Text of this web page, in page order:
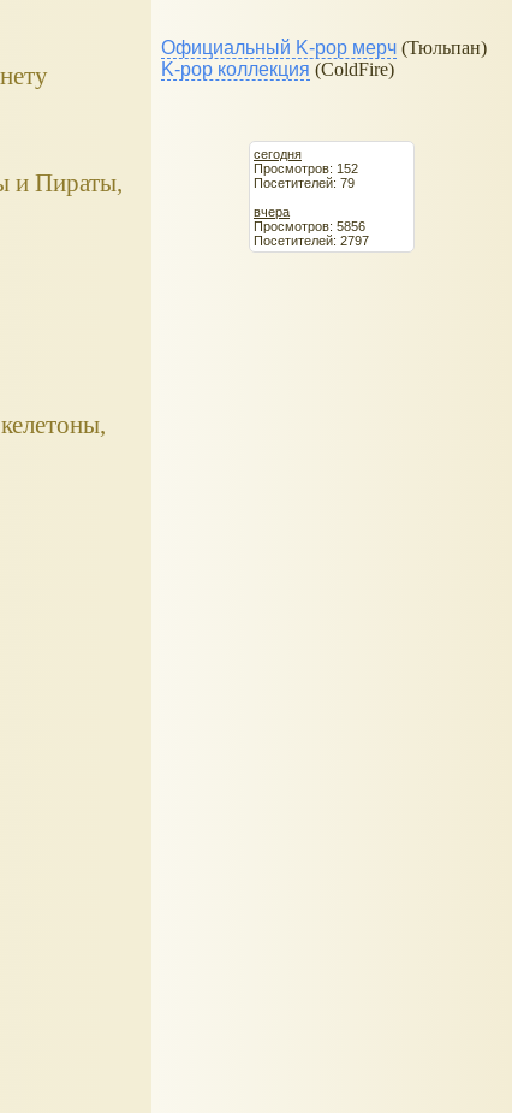
и Пираты,
Официальный K-pop мерч (Тюльпан)
K-pop коллекция (ColdFire)
сегодня
Просмотров: 152
Посетителей: 79
вчера
Просмотров: 5856
Посетителей: 2797